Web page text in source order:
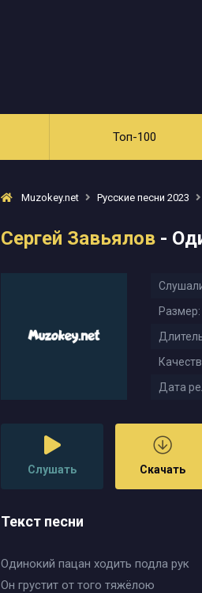
Топ-100
Muzokey.net Русские песни 2023
Сергей Завьялов -
Размер:
Дата
Слушать Скачать
Текст песни
Одинокий пацан ходить подла рук
Он грустит от того тяжёлою